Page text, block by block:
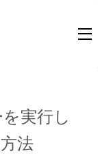
実行し
法